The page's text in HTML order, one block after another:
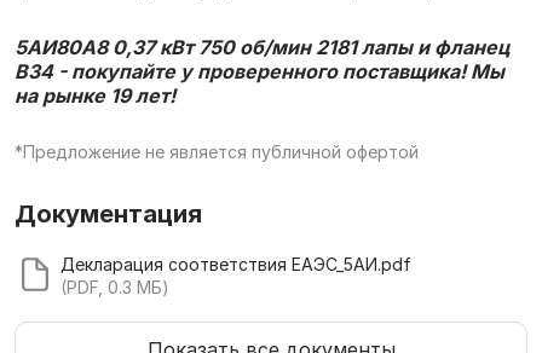
5АИ80А8 0,37 кВт 750 об/мин 2181 лапы и фланец
В34 - покупайте у проверенного поставщика! Мы
на рынке 19 лет!
*Предложение не является публичной офертой
Документация
Декларация соответствия ЕАЭС_5АИ.pdf
(PDF, 0.3 МБ)